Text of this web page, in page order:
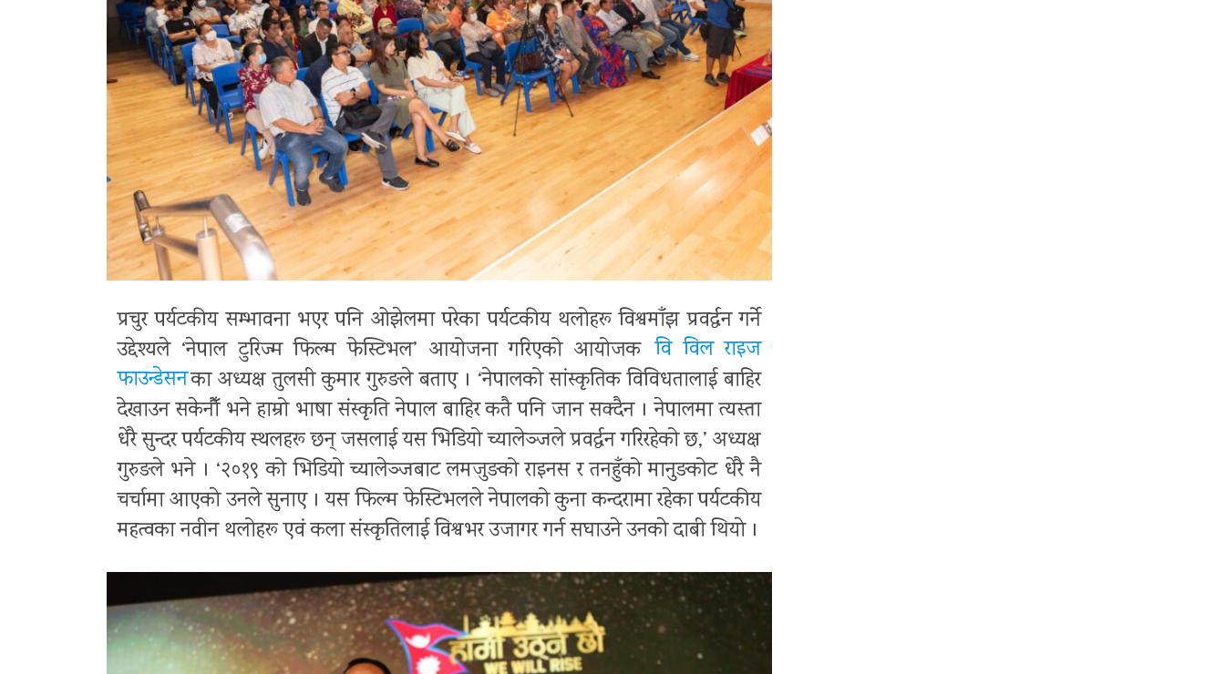
प्रचुर पर्यटकीय सम्भावना भएर पनि ओझेलमा परेका पर्यटकीय थलोहरू विश्वमाँझ प्रवर्द्धन गर्ने
उद्देश्यले ‘नेपाल टुरिज्म फिल्म फेस्टिभल’ आयोजना गरिएको आयोजक वि विल राइज
फाउन्डेसनका अध्यक्ष तुलसी कुमार गुरुङले बताए । ‘नेपालको सांस्कृतिक विविधतालाई बाहिर
देखाउन सकेनौँ भने हाम्रो भाषा संस्कृति नेपाल बाहिर कतै पनि जान सक्दैन । नेपालमा त्यस्ता
धेरै सुन्दर पर्यटकीय स्थलहरू छन् जसलाई यस भिडियो च्यालेञ्जले प्रवर्द्धन गरिरहेको छ,’ अध्यक्ष
गुरुङले भने । ‘२०१९ को भिडियो च्यालेञ्जबाट लमजुङको राइनस र तनहुँको मानुङकोट धेरै नै
चर्चामा आएकाे उनले सुनाए । यस फिल्म फेस्टिभलले नेपालको कुना कन्दरामा रहेका पर्यटकीय
महत्वका नवीन थलोहरू एवं कला संस्कृतिलाई विश्वभर उजागर गर्न सघाउने उनकाे दाबी थियाे ।